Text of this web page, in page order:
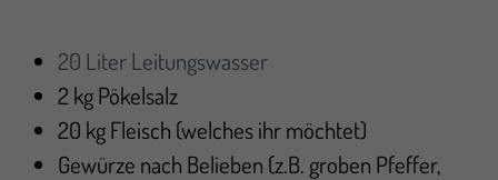
20 Liter Leitungswasser
2 kg Pökelsalz
20 kg Fleisch (welches ihr möchtet)
Gewürze nach Belieben (z.B. groben Pfeffer,